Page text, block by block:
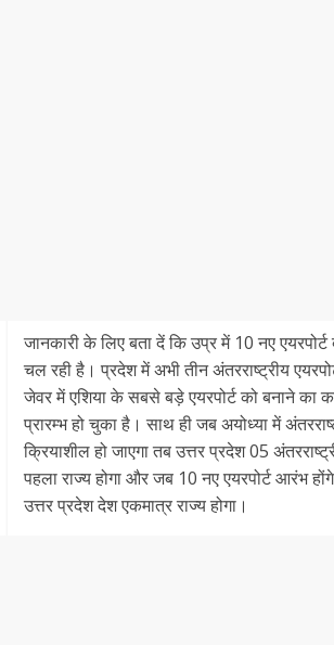
जानकारी के लिए बता दें कि उप्र में 10 नए एयरपोर्ट
चल रही है। प्रदेश में अभी तीन अंतरराष्ट्रीय
जेवर में एशिया के सबसे बड़े एयरपोर्ट को बनाने का
प्रारम्भ हो चुका है। साथ ही जब अयोध्या में
क्रियाशील हो जाएगा तब उत्तर प्रदेश 05
पहला राज्य होगा और जब 10 नए एयरपोर्ट आरंभ होंगे
उत्तर प्रदेश देश एकमात्र राज्य होगा।